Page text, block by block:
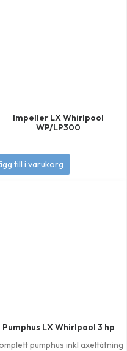
Impeller LX Whirlpool
WP/LP300
349kr
till i varukorg
Pumphus LX Whirlpool 3 hp
pumphus inkl axeltätning